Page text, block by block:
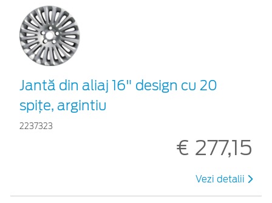
Jantă din aliaj 16" design cu 20
spiţe, argintiu
2237323
€ 277,15
Vezi detalii